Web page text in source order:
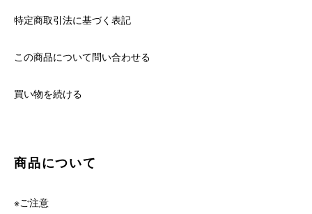
特定商取引法に基づく表記
この商品について問い合わせる
買い物を続ける
商品について
※ご注意